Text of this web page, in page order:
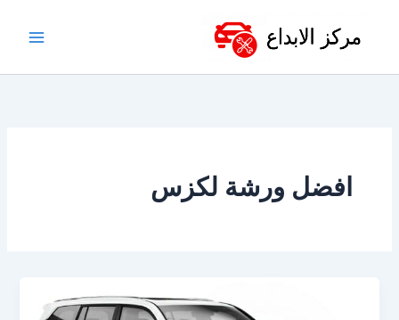
افضل ورشة لكزس